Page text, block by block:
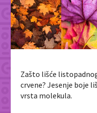
Zašto lišće
crvene? Jesenje boje
vrsta molekula.